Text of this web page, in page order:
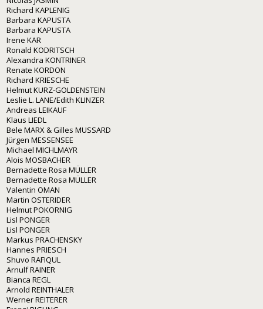
Richard KAPLENIG
Barbara KAPUSTA
Barbara KAPUSTA
Irene KAR
Ronald KODRITSCH
Alexandra KONTRINER
Renate KORDON
Richard KRIESCHE
Helmut KURZ-GOLDENSTEIN
Leslie L. LANE/Edith KLINZER
Andreas LEIKAUF
Klaus LIEDL
Bele MARX & Gilles MUSSARD
Jürgen MESSENSEE
Michael MICHLMAYR
Alois MOSBACHER
Bernadette Rosa MÜLLER
Bernadette Rosa MÜLLER
Valentin OMAN
Martin OSTERIDER
Helmut POKORNIG
Lisl PONGER
Lisl PONGER
Markus PRACHENSKY
Hannes PRIESCH
Shuvo RAFIQUL
Arnulf RAINER
Bianca REGL
Arnold REINTHALER
Werner REITERER